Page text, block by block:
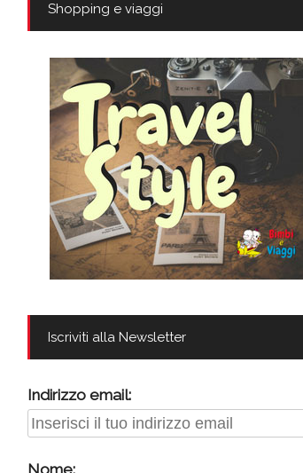
Shopping e viaggi
Iscriviti alla Newsletter
Indirizzo email: